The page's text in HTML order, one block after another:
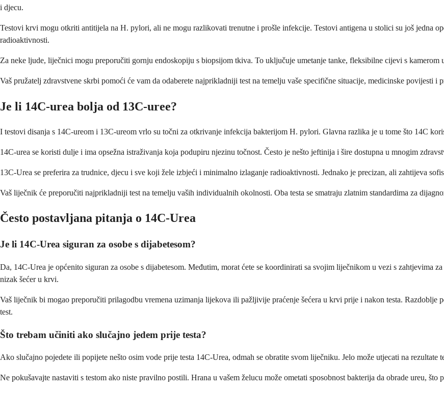
i djecu.
Testovi krvi mogu otkriti antitijela na H. pylori, ali ne mogu razlikovati trenutne i prošle infekcije. Testovi antigena u stolici su još jedna
radioaktivnosti.
Za neke ljude, liječnici mogu preporučiti gornju endoskopiju s biopsijom tkiva. To uključuje umetanje tanke, fleksibilne cijevi s kamerom
Vaš pružatelj zdravstvene skrbi pomoći će vam da odaberete najprikladniji test na temelju vaše specifične situacije, medicinske povijesti i
Je li 14C-urea bolja od 13C-uree?
I testovi disanja s 14C-ureom i 13C-ureom vrlo su točni za otkrivanje infekcija bakterijom H. pylori. Glavna razlika je u tome što 14C
14C-urea se koristi dulje i ima opsežna istraživanja koja podupiru njezinu točnost. Često je nešto jeftinija i šire dostupna u mnogim
13C-Urea se preferira za trudnice, djecu i sve koji žele izbjeći i minimalno izlaganje radioaktivnosti. Jednako je precizan, ali zahtijeva
Vaš liječnik će preporučiti najprikladniji test na temelju vaših individualnih okolnosti. Oba testa se smatraju zlatnim standardima za
Često postavljana pitanja o 14C-Urea
Je li 14C-Urea siguran za osobe s dijabetesom?
Da, 14C-Urea je općenito siguran za osobe s dijabetesom. Međutim, morat ćete se koordinirati sa svojim liječnikom u vezi s zahtjevima
nizak šećer u krvi.
Vaš liječnik bi mogao preporučiti prilagodbu vremena uzimanja lijekova ili pažljivije praćenje šećera u krvi prije i nakon testa. Razdoblje
test.
Što trebam učiniti ako slučajno jedem prije testa?
Ako slučajno pojedete ili popijete nešto osim vode prije testa 14C-Urea, odmah se obratite svom liječniku. Jelo može utjecati na rezultate
Ne pokušavajte nastaviti s testom ako niste pravilno postili. Hrana u vašem želucu može ometati sposobnost bakterija da obrade ureu, što